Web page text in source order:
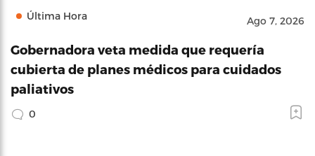
Última Hora Ago 7, 2026
Gobernadora veta medida que requería
cubierta de planes médicos para cuidados
paliativos
0